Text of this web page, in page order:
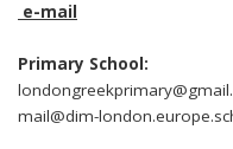
e-mail
Primary School:
mail@dim-